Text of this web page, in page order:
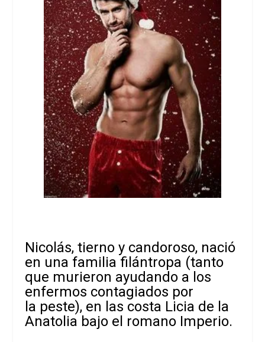
Nicolás, tierno y candoroso, nació
en una familia filántropa (tanto
que murieron ayudando a los
enfermos contagiados por
la peste), en las costa Licia de la
Anatolia bajo el romano Imperio.